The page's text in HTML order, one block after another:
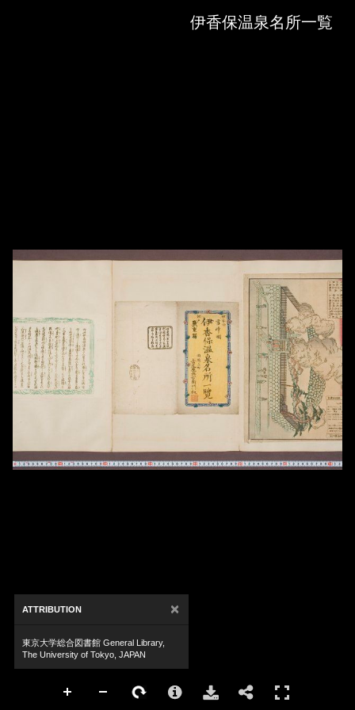
伊香保温泉名所一覧
ATTRIBUTION ×
東京大学総合図書館 General Library,
The University of Tokyo, JAPAN